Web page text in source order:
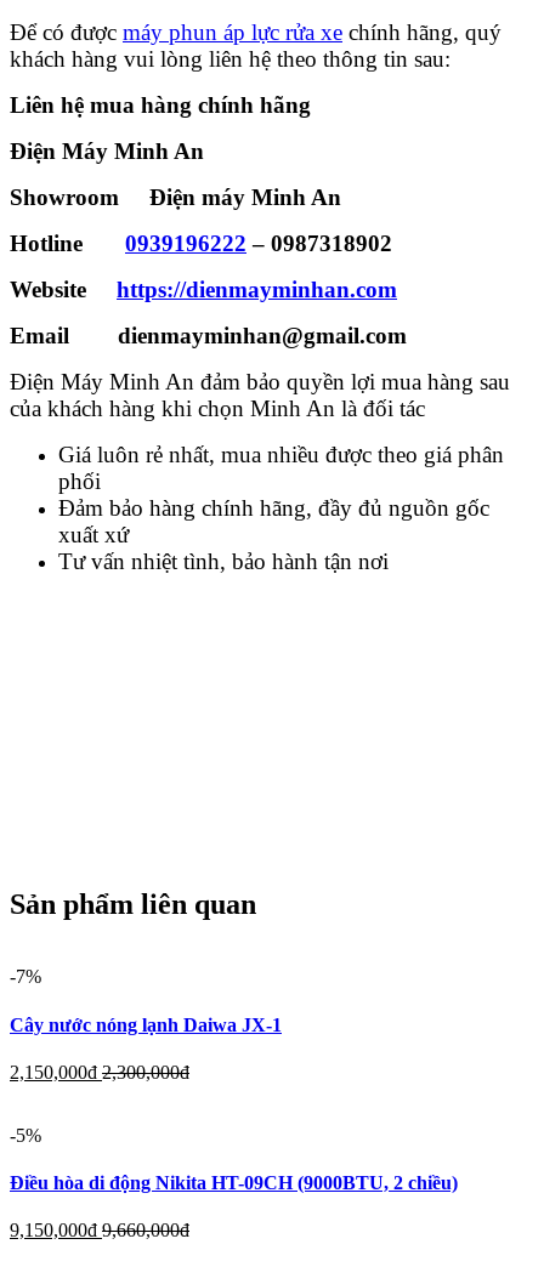
Để có được máy phun áp lực rửa xe chính hãng, quý
khách hàng vui lòng liên hệ theo thông tin sau:
Liên hệ mua hàng chính hãng
Điện Máy Minh An
Showroom Điện máy Minh An
Hotline 0939196222 – 0987318902
Website https://dienmayminhan.com
Email dienmayminhan@gmail.com
Điện Máy Minh An đảm bảo quyền lợi mua hàng sau
của khách hàng khi chọn Minh An là đối tác
Giá luôn rẻ nhất, mua nhiều được theo giá phân
phối
Đảm bảo hàng chính hãng, đầy đủ nguồn gốc
xuất xứ
Tư vấn nhiệt tình, bảo hành tận nơi
Sản phẩm liên quan
-7%
Cây nước nóng lạnh Daiwa JX-1
2,150,000đ 2,300,000đ
-5%
Điều hòa di động Nikita HT-09CH (9000BTU, 2 chiều)
9,150,000đ 9,660,000đ